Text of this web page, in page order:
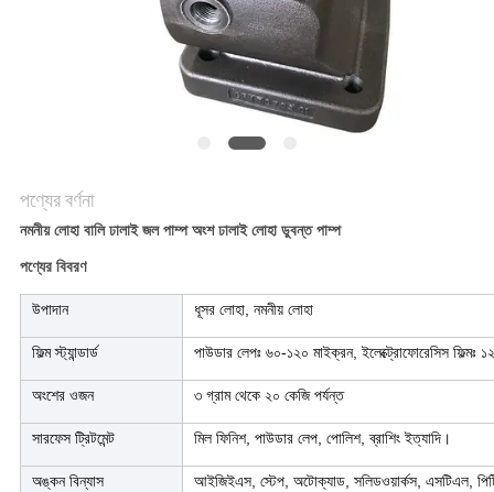
নীতি
পণ্যের বর্ণনা
নমনীয় লোহা বালি ঢালাই জল পাম্প অংশ ঢালাই লোহা ডুবন্ত পাম্প
পণ্যের বিবরণ
উপাদান ধূসর লোহা, নমনীয় লোহা
ফিল্ম স্ট্যান্ডার্ড পাউডার লেপঃ ৬০-১২০ মাইক্রন, ইলেক্ট্রোফোরেসিস ফিল্মঃ
অংশের ওজন ৩ গ্রাম থেকে ২০ কেজি পর্যন্ত
সারফেস ট্রিটমেন্ট মিল ফিনিশ, পাউডার লেপ, পোলিশ, ব্রাশিং ইত্যাদি।
অঙ্কন বিন্যাস আইজিইএস, স্টেপ, অটোক্যাড, সলিডওয়ার্কস, এসটিএল,